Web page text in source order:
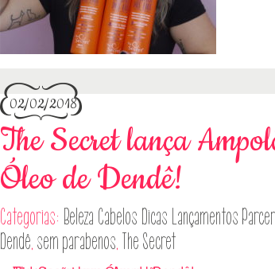
02/02/2018
The Secret lança
Óleo de Dendê!
Categorias: Beleza Cabelos Dicas Lançamentos
Dendê, sem parabenos, The Secret